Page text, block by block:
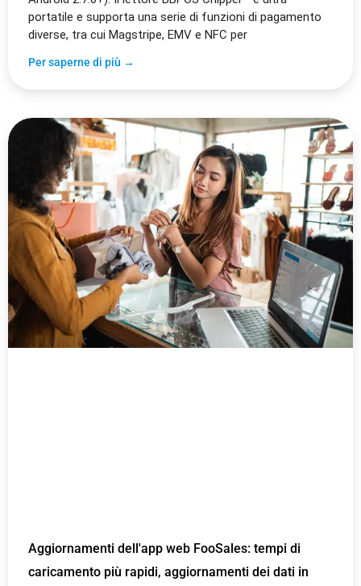
portatile e supporta una serie di funzioni di pagamento
diverse, tra cui Magstripe, EMV e NFC per
Per saperne di più →
Aggiornamenti dell'app web FooSales: tempi di
caricamento più rapidi, aggiornamenti dei dati in